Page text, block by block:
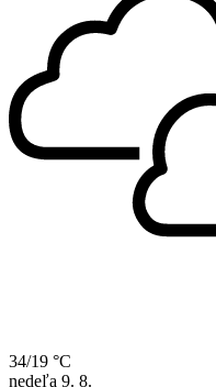
34/19 °C
nedeľa 9. 8.